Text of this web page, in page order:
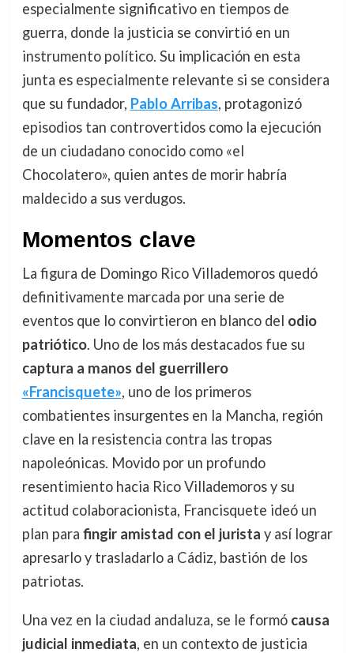
especialmente significativo en tiempos de
guerra, donde la justicia se convirtió en un
instrumento político. Su implicación en esta
junta es especialmente relevante si se considera
que su fundador, Pablo Arribas, protagonizó
episodios tan controvertidos como la ejecución
de un ciudadano conocido como «el
Chocolatero», quien antes de morir habría
maldecido a sus verdugos.
Momentos clave
La figura de Domingo Rico Villademoros quedó
definitivamente marcada por una serie de
eventos que lo convirtieron en blanco del odio
patriótico. Uno de los más destacados fue su
captura a manos del guerrillero
«Francisquete», uno de los primeros
combatientes insurgentes en la Mancha, región
clave en la resistencia contra las tropas
napoleónicas. Movido por un profundo
resentimiento hacia Rico Villademoros y su
actitud colaboracionista, Francisquete ideó un
plan para fingir amistad con el jurista y así lograr
apresarlo y trasladarlo a Cádiz, bastión de los
patriotas.
Una vez en la ciudad andaluza, se le formó causa
judicial inmediata, en un contexto de justicia